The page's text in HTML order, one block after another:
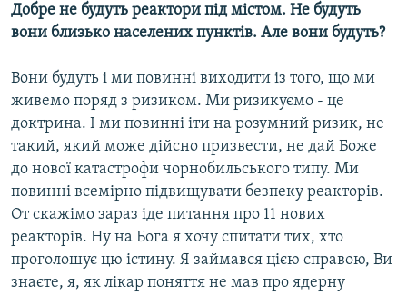
Добре не будуть реактори під містом. Не будуть
вони близько населених пунктів. Але вони будуть?
Вони будуть і ми повинні виходити із того, що ми
живемо поряд з ризиком. Ми ризикуємо - це
доктрина. І ми повинні іти на розумний ризик, не
такий, який може дійсно призвести, не дай Боже
до нової катастрофи чорнобильського типу. Ми
повинні всемірно підвищувати безпеку реакторів.
От скажімо зараз іде питання про 11 нових
реакторів. Ну на Бога я хочу спитати тих, хто
проголошує цю істину. Я займався цією справою, Ви
знаєте, я, як лікар поняття не мав про ядерну